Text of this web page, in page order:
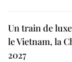
Un train de
le Vietnam, la
2027